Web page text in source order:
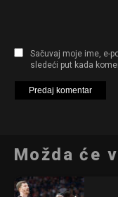
Sačuvaj moje ime, e-
sledeći put kada
Možda će